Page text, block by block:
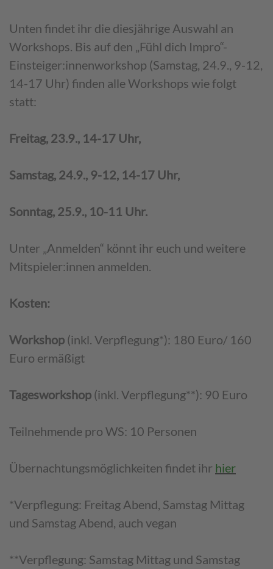
Unten findet ihr die diesjährige Auswahl an
Workshops. Bis auf den „Fühl dich Impro“-
Einsteiger:innenworkshop (Samstag, 24.9., 9-12,
14-17 Uhr) finden alle Workshops wie folgt
statt:
Freitag, 23.9., 14-17 Uhr,
Samstag, 24.9., 9-12, 14-17 Uhr,
Sonntag, 25.9., 10-11 Uhr.
Unter „Anmelden“ könnt ihr euch und weitere
Mitspieler:innen anmelden.
Kosten:
Workshop (inkl. Verpflegung*): 180 Euro/ 160
Euro ermäßigt
Tagesworkshop (inkl. Verpflegung**): 90 Euro
Teilnehmende pro WS: 10 Personen
Übernachtungsmöglichkeiten findet ihr hier
*Verpflegung: Freitag Abend, Samstag Mittag
und Samstag Abend, auch vegan
**Verpflegung: Samstag Mittag und Samstag